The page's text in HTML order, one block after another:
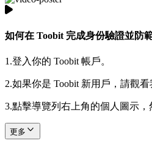
如何在 Toobit 完成身份驗證並防
1.登入你的 Toobit 帳戶。
2.如果你是 Toobit 新用戶，請觀看
3.點擊導覽列右上角的個人圖示，
更多